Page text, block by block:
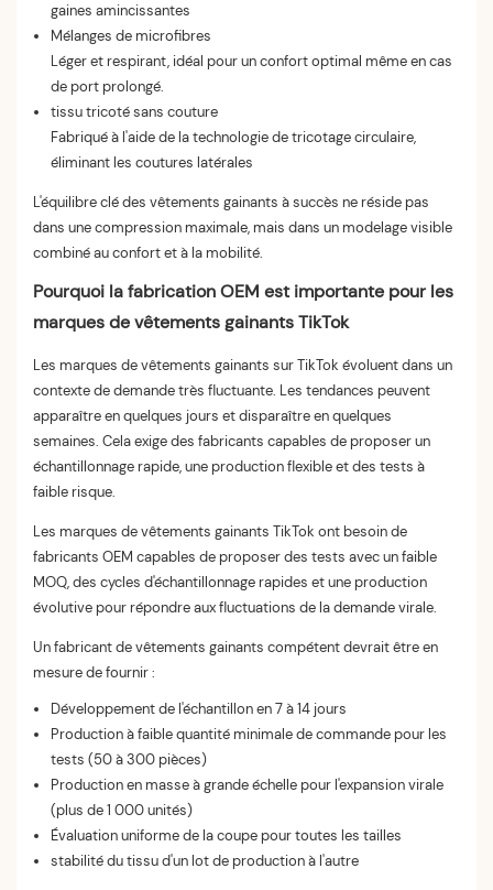
gaines amincissantes
Mélanges de microfibres
Léger et respirant, idéal pour un confort optimal même en cas
de port prolongé.
tissu tricoté sans couture
Fabriqué à l'aide de la technologie de tricotage circulaire,
éliminant les coutures latérales
L'équilibre clé des vêtements gainants à succès ne réside pas
dans une compression maximale, mais dans un modelage visible
combiné au confort et à la mobilité.
Pourquoi la fabrication OEM est importante pour les
marques de vêtements gainants TikTok
Les marques de vêtements gainants sur TikTok évoluent dans un
contexte de demande très fluctuante. Les tendances peuvent
apparaître en quelques jours et disparaître en quelques
semaines. Cela exige des fabricants capables de proposer un
échantillonnage rapide, une production flexible et des tests à
faible risque.
Les marques de vêtements gainants TikTok ont ​​besoin de
fabricants OEM capables de proposer des tests avec un faible
MOQ, des cycles d'échantillonnage rapides et une production
évolutive pour répondre aux fluctuations de la demande virale.
Un fabricant de vêtements gainants compétent devrait être en
mesure de fournir :
Développement de l'échantillon en 7 à 14 jours
Production à faible quantité minimale de commande pour les
tests (50 à 300 pièces)
Production en masse à grande échelle pour l'expansion virale
(plus de 1 000 unités)
Évaluation uniforme de la coupe pour toutes les tailles
stabilité du tissu d'un lot de production à l'autre